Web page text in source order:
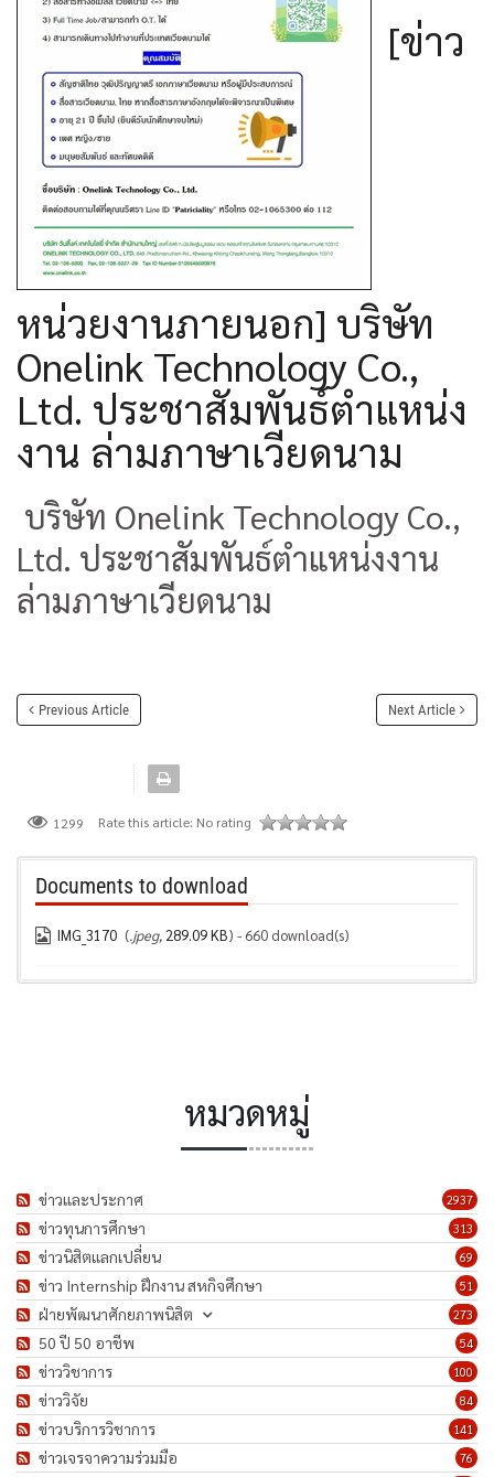
[ข่าว
หน่วยงานภายนอก] บริษัท
Onelink Technology Co.,
Ltd. ประชาสัมพันธ์ตำแหน่ง
งาน ล่ามภาษาเวียดนาม
บริษัท Onelink Technology Co.,
Ltd. ประชาสัมพันธ์ตำแหน่งงาน
ล่ามภาษาเวียดนาม
Previous Article Next Article
1299 Rate this article: No rating
Documents to download
IMG_3170 (.jpeg, 289.09 KB) - 660 download(s)
หมวดหมู่
2937
ข่าวและประกาศ
313
ข่าวทุนการศึกษา
69
ข่าวนิสิตแลกเปลี่ยน
51
ข่าว Internship ฝึกงาน สหกิจศึกษา
273
ฝ่ายพัฒนาศักยภาพนิสิต
54
50 ปี 50 อาชีพ
100
ข่าววิชาการ
84
ข่าววิจัย
141
ข่าวบริการวิชาการ
76
ข่าวเจรจาความร่วมมือ